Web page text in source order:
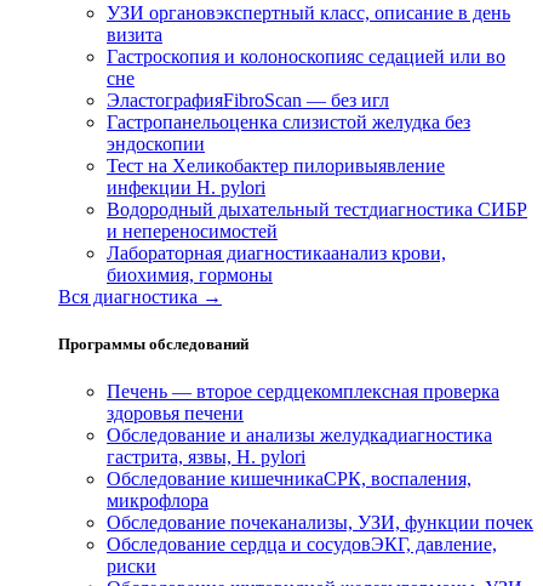
УЗИ органовэкспертный класс, описание в день
визита
Гастроскопия и колоноскопияс седацией или во
сне
ЭластографияFibroScan — без игл
Гастропанельоценка слизистой желудка без
эндоскопии
Тест на Хеликобактер пилоривыявление
инфекции H. pylori
Водородный дыхательный тестдиагностика СИБР
и непереносимостей
Лабораторная диагностикаанализ крови,
биохимия, гормоны
Вся диагностика →
Программы обследований
Печень — второе сердцекомплексная проверка
здоровья печени
Обследование и анализы желудкадиагностика
гастрита, язвы, H. pylori
Обследование кишечникаСРК, воспаления,
микрофлора
Обследование почеканализы, УЗИ, функции почек
Обследование сердца и сосудовЭКГ, давление,
риски